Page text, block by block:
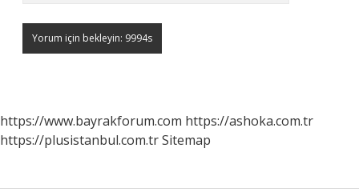
https://www.bayrakforum.com https://ashoka.com.tr
https://plusistanbul.com.trSitemap